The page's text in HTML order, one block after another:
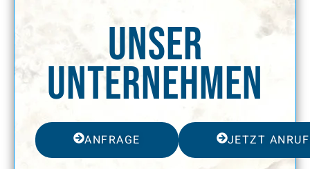
Unser
Unternehmen
ANFRAGE JETZT